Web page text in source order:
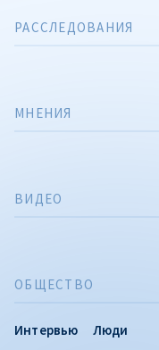
РАССЛЕДОВАНИЯ
ОБЩЕСТВО
Интервью Люди
МНЕНИЯ
ВИДЕО